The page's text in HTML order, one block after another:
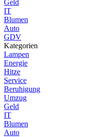
Geld
IT
Blumen
Auto
GDV
Kategorien
Lampen
Energie
Hitze
Service
Beruhigung
Umzug
Geld
IT
Blumen
Auto